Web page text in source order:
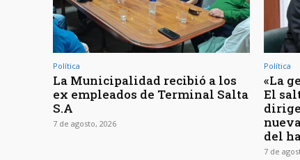
Política
La Municipalidad recibió a los
ex empleados de Terminal Salta
S.A
7 de agosto, 2026
Política
«La
El
del
7 de